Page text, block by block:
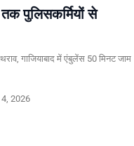
पुलिसकर्मियों से
गाजियाबाद में एंबुलेंस 50 मिनट जाम
2026